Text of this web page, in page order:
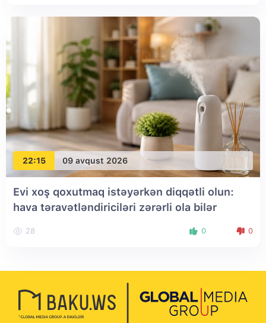
22:15 09 avqust 2026
Evi xoş qoxutmaq istəyərkən diqqətli olun:
hava təravətləndiriciləri zərərli ola bilər
28 0 0